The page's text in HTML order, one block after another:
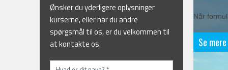
Ønsker du yderligere oplysninger
kurserne, eller har du andre
spørgsmål til os, er du velkommen til
at kontakte os.
Når
Se